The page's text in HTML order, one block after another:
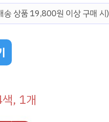
송 상품 19,800원 이상 구매 시)
, 1개